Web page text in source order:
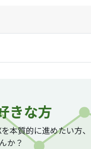
きな方
本質的に進めたい方、
か？